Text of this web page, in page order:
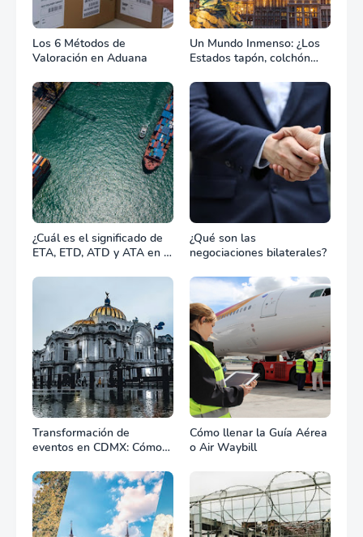
Los 6 Métodos de
Valoración en Aduana
Un Mundo Inmenso: ¿Los
Estados tapón, colchón
combate?
¿Cuál es el significado de
ETA, ETD, ATD y ATA en el
¿Qué son las
negociaciones bilaterales?
Transformación de
eventos en CDMX: Cómo
equipos define el éxito de
tu celebración
Cómo llenar la Guía Aérea
o Air Waybill